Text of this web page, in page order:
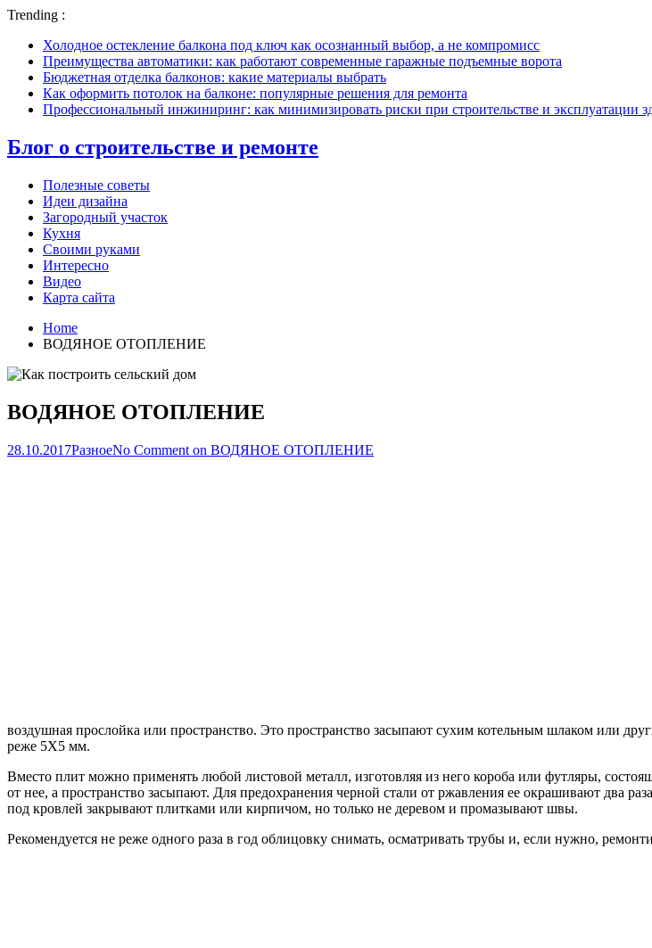
Trending :
Холодное остекление балкона под ключ как осознанный выбор, а не компромисс
Преимущества автоматики: как работают современные гаражные подъемные ворота
Бюджетная отделка балконов: какие материалы выбрать
Как оформить потолок на балконе: популярные решения для ремонта
Профессиональный инжиниринг: как минимизировать риски при строительстве и эксплуатации
Блог о строительстве и ремонте
Полезные советы
Идеи дизайна
Загородный участок
Кухня
Своими руками
Интересно
Видео
Карта сайта
Home
ВОДЯНОЕ ОТОПЛЕНИЕ
ВОДЯНОЕ ОТОПЛЕНИЕ
28.10.2017РазноеNo Comment on ВОДЯНОЕ ОТОПЛЕНИЕ
воздушная прослойка или пространство. Это пространство засыпают сухим котельным шлаком или
реже 5X5 мм.
Вместо плит можно применять любой листовой металл, изготовляя из него короба или футляры,
от нее, а пространство засыпают. Для предохранения черной стали от ржавления ее окрашивают два
под кровлей закрывают плитками или кирпичом, но только не деревом и промазывают швы.
Рекомендуется не реже одного раза в год облицовку снимать, осматривать трубы и, если нужно,